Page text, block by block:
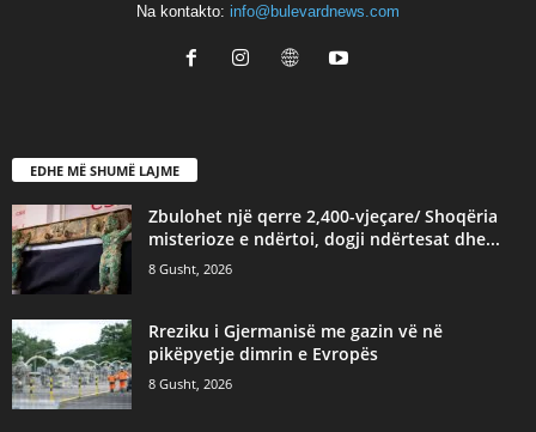
Na kontakto: info@bulevardnews.com
EDHE MË SHUMË LAJME
Zbulohet një qerre 2,400-vjeçare/ Shoqëria
misterioze e ndërtoi, dogji ndërtesat dhe...
8 Gusht, 2026
​Rreziku i Gjermanisë me gazin vë në
pikëpyetje dimrin e Evropës
8 Gusht, 2026